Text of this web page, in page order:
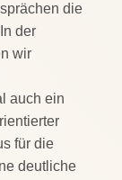
die
der
wir
auch ein
für die
deutliche